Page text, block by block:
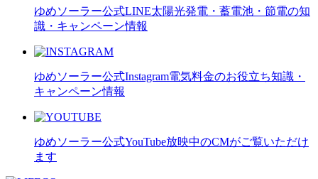
ゆめソーラー公式LINE太陽光発電・蓄電池・節電の知
識・キャンペーン情報
ゆめソーラー公式Instagram電気料金のお役立ち知識・
キャンペーン情報
ゆめソーラー公式YouTube放映中のCMがご覧いただけ
ます